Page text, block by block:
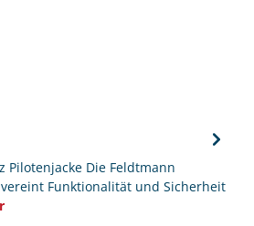
Pilotenjacke Die Feldtmann
Funktionalität und Sicherheit